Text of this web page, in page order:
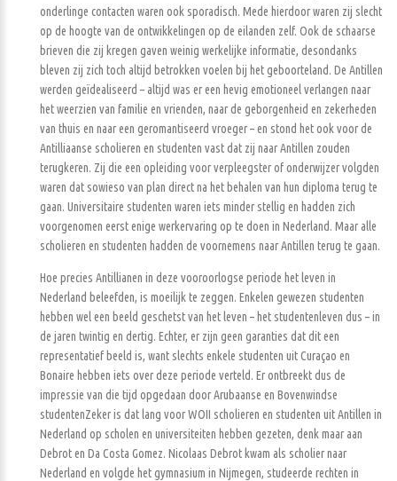
onderlinge contacten waren ook sporadisch. Mede hierdoor waren zij slecht
op de hoogte van de ontwikkelingen op de eilanden zelf. Ook de schaarse
brieven die zij kregen gaven weinig werkelijke informatie, desondanks
bleven zij zich toch altijd betrokken voelen bij het geboorteland. De Antillen
werden geïdealiseerd – altijd was er een hevig emotioneel verlangen naar
het weerzien van familie en vrienden, naar de geborgenheid en zekerheden
van thuis en naar een geromantiseerd vroeger – en stond het ook voor de
Antilliaanse scholieren en studenten vast dat zij naar Antillen zouden
terugkeren. Zij die een opleiding voor verpleegster of onderwijzer volgden
waren dat sowieso van plan direct na het behalen van hun diploma terug te
gaan. Universitaire studenten waren iets minder stellig en hadden zich
voorgenomen eerst enige werkervaring op te doen in Nederland. Maar alle
scholieren en studenten hadden de voornemens naar Antillen terug te gaan.
Hoe precies Antillianen in deze vooroorlogse periode het leven in
Nederland beleefden, is moeilijk te zeggen. Enkelen gewezen studenten
hebben wel een beeld geschetst van het leven – het studentenleven dus – in
de jaren twintig en dertig. Echter, er zijn geen garanties dat dit een
representatief beeld is, want slechts enkele studenten uit Curaçao en
Bonaire hebben iets over deze periode verteld. Er ontbreekt dus de
impressie van die tijd opgedaan door Arubaanse en Bovenwindse
studentenZeker is dat lang voor WOII scholieren en studenten uit Antillen in
Nederland op scholen en universiteiten hebben gezeten, denk maar aan
Debrot en Da Costa Gomez. Nicolaas Debrot kwam als scholier naar
Nederland en volgde het gymnasium in Nijmegen, studeerde rechten in